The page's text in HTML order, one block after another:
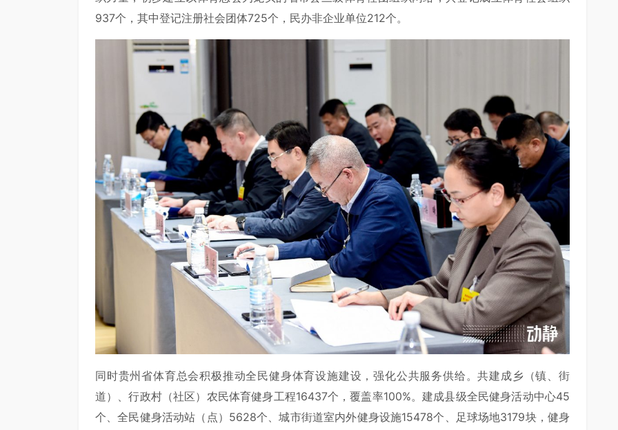
937个，其中登记注册社会团体725个，民办非企业单位212个。
同时贵州省体育总会积极推动全民健身体育设施建设，强化公共服务供给。共建成乡（镇、街
道）、行政村（社区）农民体育健身工程16437个，覆盖率100%。建成县级全民健身活动中心45
个、全民健身活动站（点）5628个、城市街道室内外健身设施15478个、足球场地3179块，健身